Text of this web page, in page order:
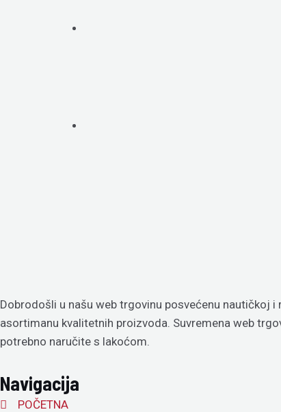
Dobrodošli u našu web trgovinu posvećenu nautičkoj
asortimanu kvalitetnih proizvoda. Suvremena web
potrebno naručite s lakoćom.
Navigacija
POČETNA